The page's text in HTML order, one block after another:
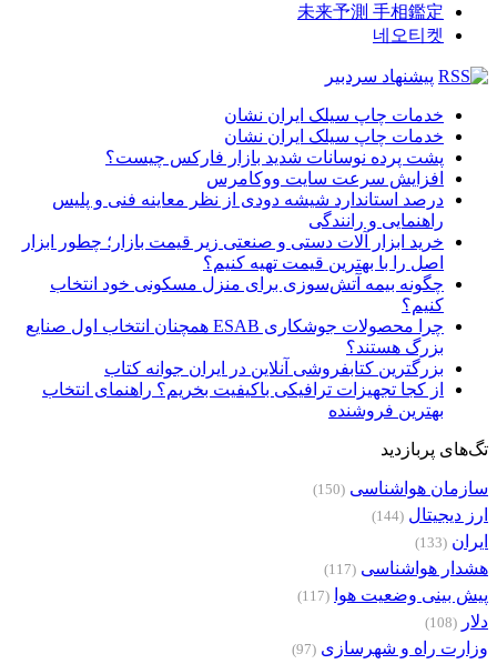
未来予測 手相鑑定
네오티켓
پیشنهاد سردبیر
خدمات چاپ سیلک ایران نشان
خدمات چاپ سیلک ایران نشان
پشت پرده نوسانات شدید بازار فارکس چیست؟
افزایش سرعت سایت ووکامرس
درصد استاندارد شیشه دودی از نظر معاینه فنی و پلیس
راهنمایی و رانندگی
خرید ابزار آلات دستی و صنعتی زیر قیمت بازار؛ چطور ابزار
اصل را با بهترین قیمت تهیه کنیم؟
چگونه بیمه آتش‌سوزی برای منزل مسکونی خود انتخاب
کنیم؟
چرا محصولات جوشکاری ESAB همچنان انتخاب اول صنایع
بزرگ هستند؟
بزرگترین کتابفروشی آنلاین در ایران جوانه کتاب
از کجا تجهیزات ترافیکی باکیفیت بخریم؟ راهنمای انتخاب
بهترین فروشنده
تگ‌های پربازدید
سازمان هواشناسی (150)
ارز دیجیتال (144)
ایران (133)
هشدار هواشناسی (117)
پیش بینی وضعیت هوا (117)
دلار (108)
وزارت راه و شهرسازی (97)